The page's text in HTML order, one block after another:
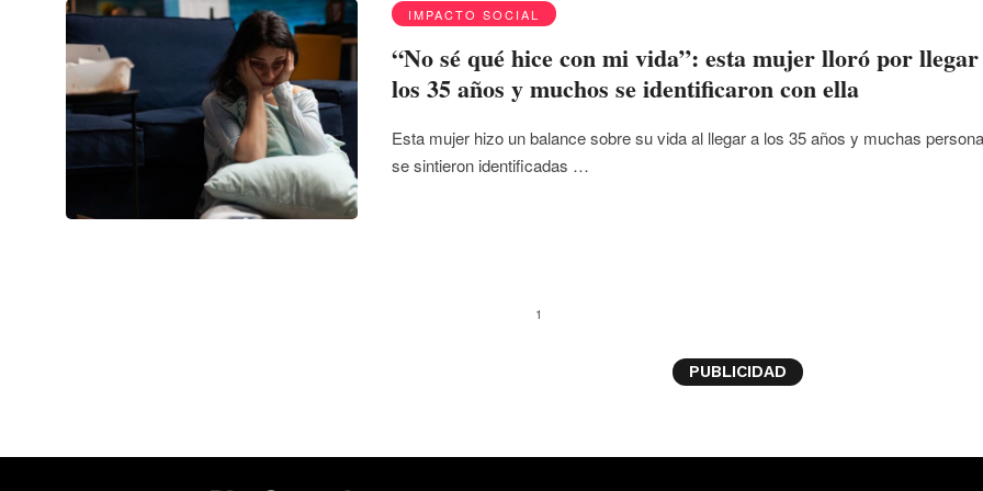
IMPACTO SOCIAL
“No sé qué hice con mi vida”: esta mujer lloró por
los 35 años y muchos se identificaron con ella
Esta mujer hizo un balance sobre su vida al llegar a los 35 años y muchas
se sintieron identificadas …
1
PUBLICIDAD